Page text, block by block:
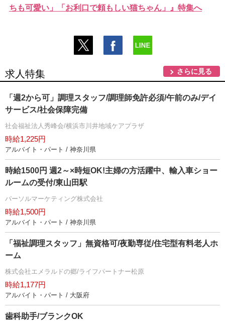
ちも可愛い」「お利口で頼もしい猫ちゃん」』特集へ
求人特集 さらに見る
「週2から可」調理スタッフ/調理師免許必須/午前のみ/デイ
サービス/社会保障完備
社会福祉法人秀峰会/横浜市川井地域ケアプラザ
時給1,225円
アルバイト・パート / 神奈川県
時給1500円 週2～×時短OK!主婦の方活躍中、輸入車ショー
ルームの受付/東山田駅
パーソルマーケティング株式会社
時給1,500円
アルバイト・パート / 神奈川県
「福祉調理スタッフ」無資格可/夜勤専従/住宅型有料老人ホ
ーム
株式会社エメラルドの郷/ライフパートナー松原
時給1,177円
アルバイト・パート / 大阪府
歯科助手/ブランクOK